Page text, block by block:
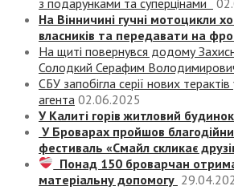
На Вінничині гучні мотоцикли
власників та передавати на
На щиті повернувся додому
Солодкий Серафим
СБУ запобігла серії нових
агента 02.06.2025
У Калиті горів житловий будинок
У Броварах пройшов
фестиваль «Смайл скликає
Понад 150 броварчан
матеріальну допомогу